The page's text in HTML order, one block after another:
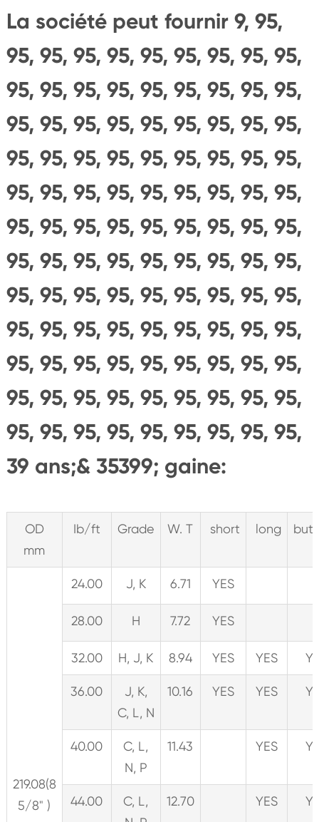
La société peut fournir 9, 95,
95, 95, 95, 95, 95, 95, 95, 95, 95,
95, 95, 95, 95, 95, 95, 95, 95, 95,
95, 95, 95, 95, 95, 95, 95, 95, 95,
95, 95, 95, 95, 95, 95, 95, 95, 95,
95, 95, 95, 95, 95, 95, 95, 95, 95,
95, 95, 95, 95, 95, 95, 95, 95, 95,
95, 95, 95, 95, 95, 95, 95, 95, 95,
95, 95, 95, 95, 95, 95, 95, 95, 95,
95, 95, 95, 95, 95, 95, 95, 95, 95,
95, 95, 95, 95, 95, 95, 95, 95, 95,
95, 95, 95, 95, 95, 95, 95, 95, 95,
95, 95, 95, 95, 95, 95, 95, 95, 95,
39 ans;& 35399; gaine:
OD
mm
Ib/ft Grade W. T short long
219.08(8
5/8" )
24.00 J, K 6.71 YES
28.00 H 7.72 YES
32.00 H, J, K 8.94 YES YES
36.00
J, K,
C, L, N
10.16 YES YES
40.00
C, L,
N, P
11.43 YES
44.00
C, L,
12.70 YES